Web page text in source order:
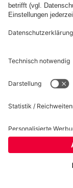
©
Kinder- und